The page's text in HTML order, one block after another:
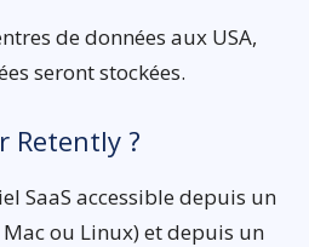
de données aux USA,
seront stockées.
Retently ?
SaaS accessible depuis un
ou Linux) et depuis un